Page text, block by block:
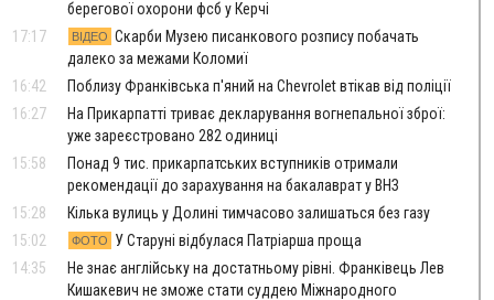
берегової охорони фсб у Керчі
17:17
ВІДЕО Скарби Музею писанкового розпису побачать
далеко за межами Коломиї
16:42
Поблизу Франківська п'яний на Chevrolet втікав від поліції
16:27
На Прикарпатті триває декларування вогнепальної зброї:
уже зареєстровано 282 одиниці
15:58
Понад 9 тис. прикарпатських вступників отримали
рекомендації до зарахування на бакалаврат у ВНЗ
15:28
Кілька вулиць у Долині тимчасово залишаться без газу
15:02
ФОТО
У Старуні відбулася Патріарша проща
14:35
Не знає англійську на достатньому рівні. Франківець Лев
Кишакевич не зможе стати суддею Міжнародного